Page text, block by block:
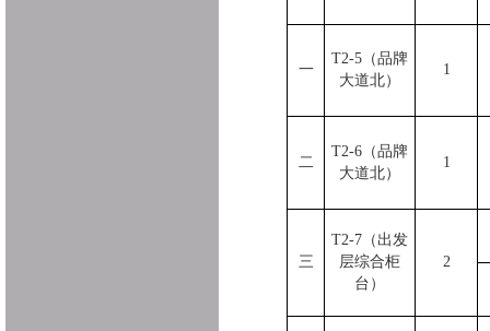
一
T2-5（品牌
大道北）
1
二
T2-6（品牌
大道北）
1
三
T2-7 （出发
层综合柜
台）
2